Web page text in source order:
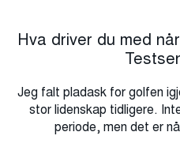
Hva driver du med
Jeg falt pladask for golfen
stor lidenskap tidligere.
periode, men det er